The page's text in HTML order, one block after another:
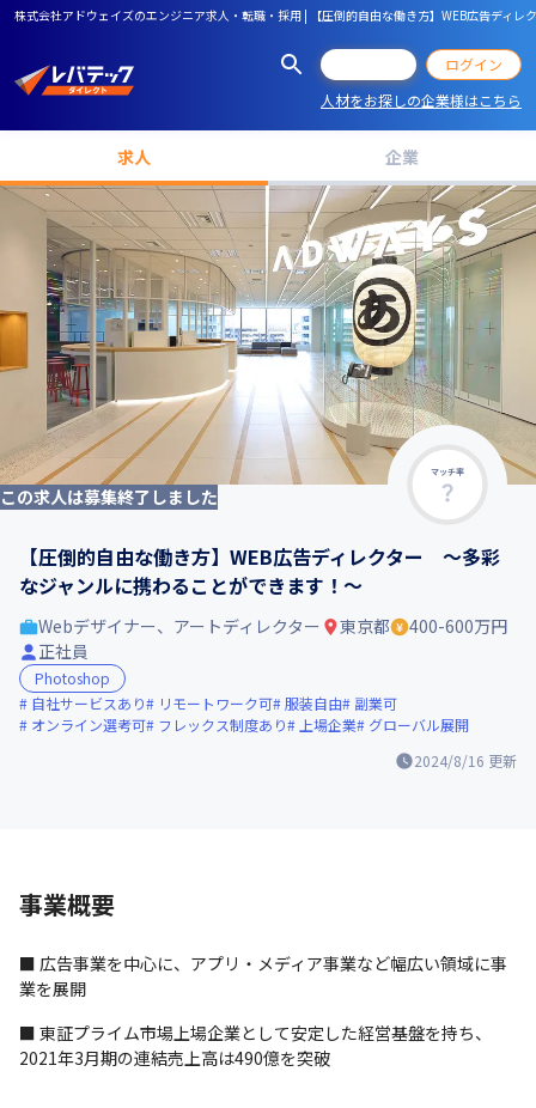
株式会社アドウェイズのエンジニア求人・転職・採用 | 【圧倒的自由な働き方】WEB広告ディ
ログイン
人材をお探しの企業様はこちら
求人 企業
マッチ率
この求人は募集終了しました
【圧倒的自由な働き方】WEB広告ディレクター ～多彩
なジャンルに携わることができます！～
2024/8/16 更新
Webデザイナー、アートディレクター 東京都
400-600万円
正社員
Photoshop
自社サービスあり
リモートワーク可 服装自由
副業可
オンライン選考可
フレックス制度あり 上場企業 グローバル展開
事業概要
■ 広告事業を中心に、アプリ・メディア事業など幅広い領域に事
業を展開
■ 東証プライム市場上場企業として安定した経営基盤を持ち、
2021年3月期の連結売上高は490億を突破